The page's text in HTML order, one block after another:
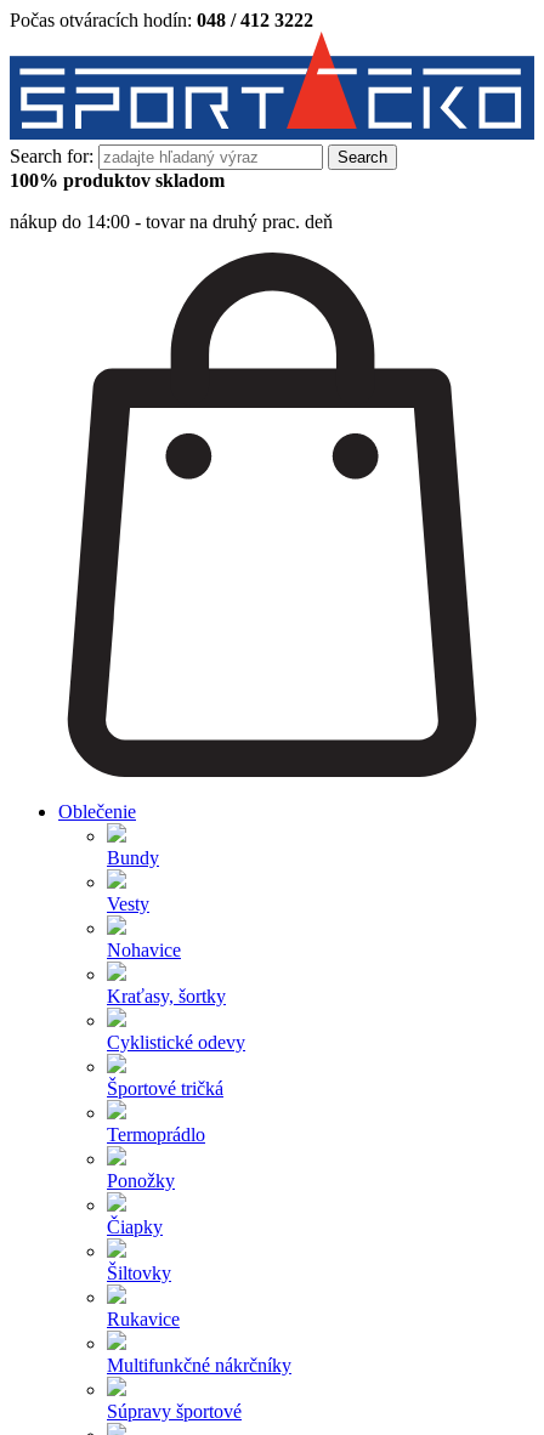
Počas otváracích hodín: 048 / 412 3222
Search for:
100% produktov skladom
nákup do 14:00 - tovar na druhý prac. deň
Oblečenie
Bundy
Vesty
Nohavice
Kraťasy, šortky
Cyklistické odevy
Športové tričká
Termoprádlo
Ponožky
Čiapky
Šiltovky
Rukavice
Multifunkčné nákrčníky
Súpravy športové